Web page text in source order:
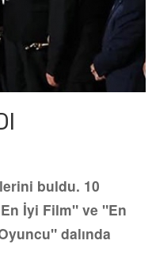
buldu. 10
İyi Film" ve "En
dalında